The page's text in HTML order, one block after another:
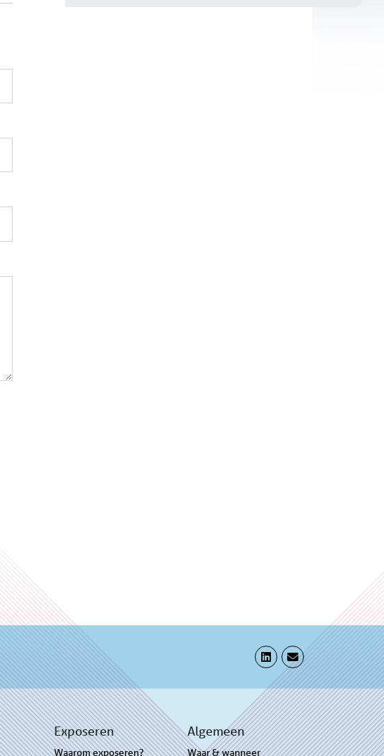
Exposeren
Waarom exposeren?
Algemeen
Waar & wanneer